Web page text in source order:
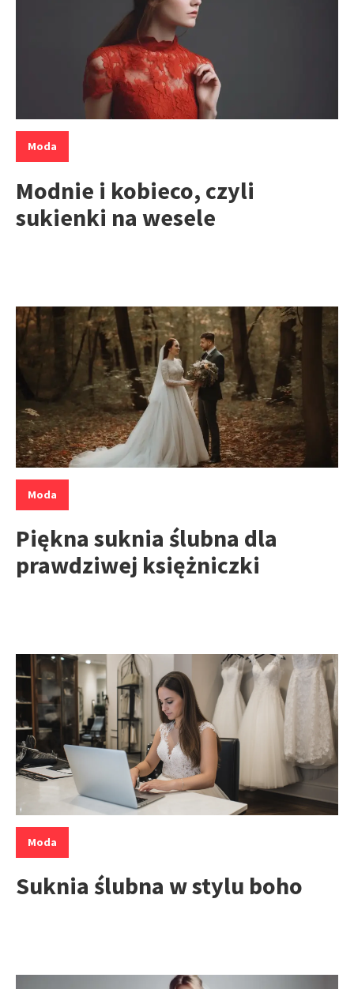
Kategorie:
Moda
Modnie i kobieco, czyli
sukienki na wesele
Kategorie:
Moda
Piękna suknia ślubna dla
prawdziwej księżniczki
Kategorie:
Moda
Suknia ślubna w stylu boho